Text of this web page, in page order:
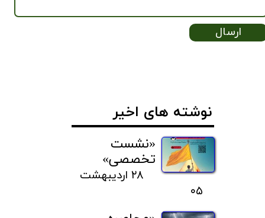
ارسال
نوشته های اخیر
«نشست
تخصصی»
۲۸ اردیبهشت
۰۵